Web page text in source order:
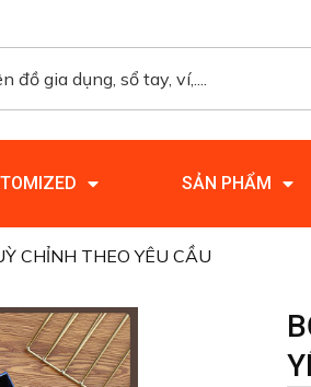
SẢN PHẨM
CHỈNH THEO YÊU CẦU